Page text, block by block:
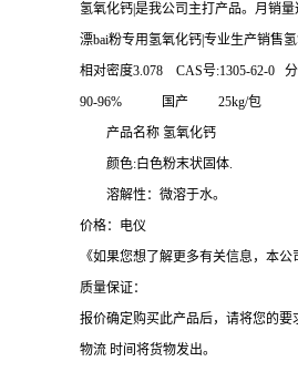
氢氧化钙|是我公司主打产品。月销
漂bai粉专用氢氧化钙|专业生产销售
相对密度3.078 CAS号:1305-62-0
90-96% 国产 25kg/包
产品名称 氢氧化钙
颜色:白色粉末状固体.
溶解性：微溶于水。
价格：电仪
《如果您想了解更多有关信息，本
质量保证：
报价确定购买此产品后，请将您的
物流 时间将货物发出。